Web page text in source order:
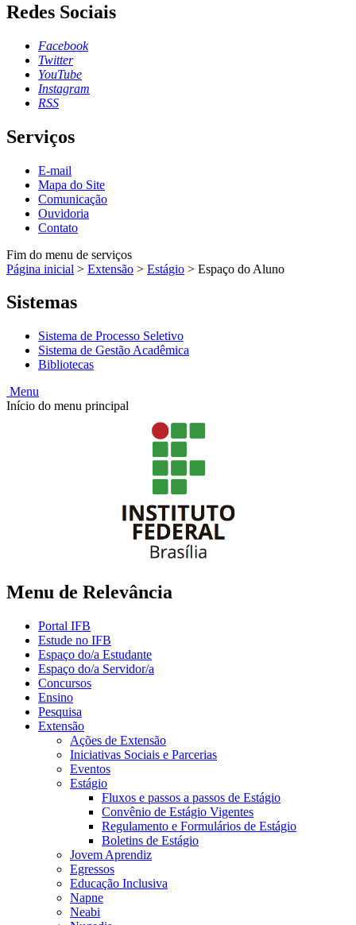
Redes Sociais
Facebook
Twitter
YouTube
Instagram
RSS
Serviços
E-mail
Mapa do Site
Comunicação
Ouvidoria
Contato
Fim do menu de serviços
Página inicial > Extensão > Estágio > Espaço do Aluno
Sistemas
Sistema de Processo Seletivo
Sistema de Gestão Acadêmica
Bibliotecas
Menu
Início do menu principal
Menu de Relevância
Portal IFB
Estude no IFB
Espaço do/a Estudante
Espaço do/a Servidor/a
Concursos
Ensino
Pesquisa
Extensão
Ações de Extensão
Iniciativas Sociais e Parcerias
Eventos
Estágio
Fluxos e passos a passos de Estágio
Convênio de Estágio Vigentes
Regulamento e Formulários de Estágio
Boletins de Estágio
Jovem Aprendiz
Egressos
Educação Inclusiva
Napne
Neabi